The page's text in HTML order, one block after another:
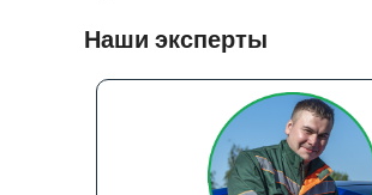
Наши эксперты